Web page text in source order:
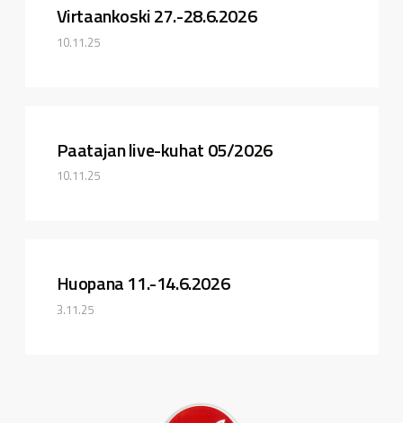
Virtaankoski 27.-28.6.2026
10.11.25
Paatajan live-kuhat 05/2026
10.11.25
Huopana 11.-14.6.2026
3.11.25